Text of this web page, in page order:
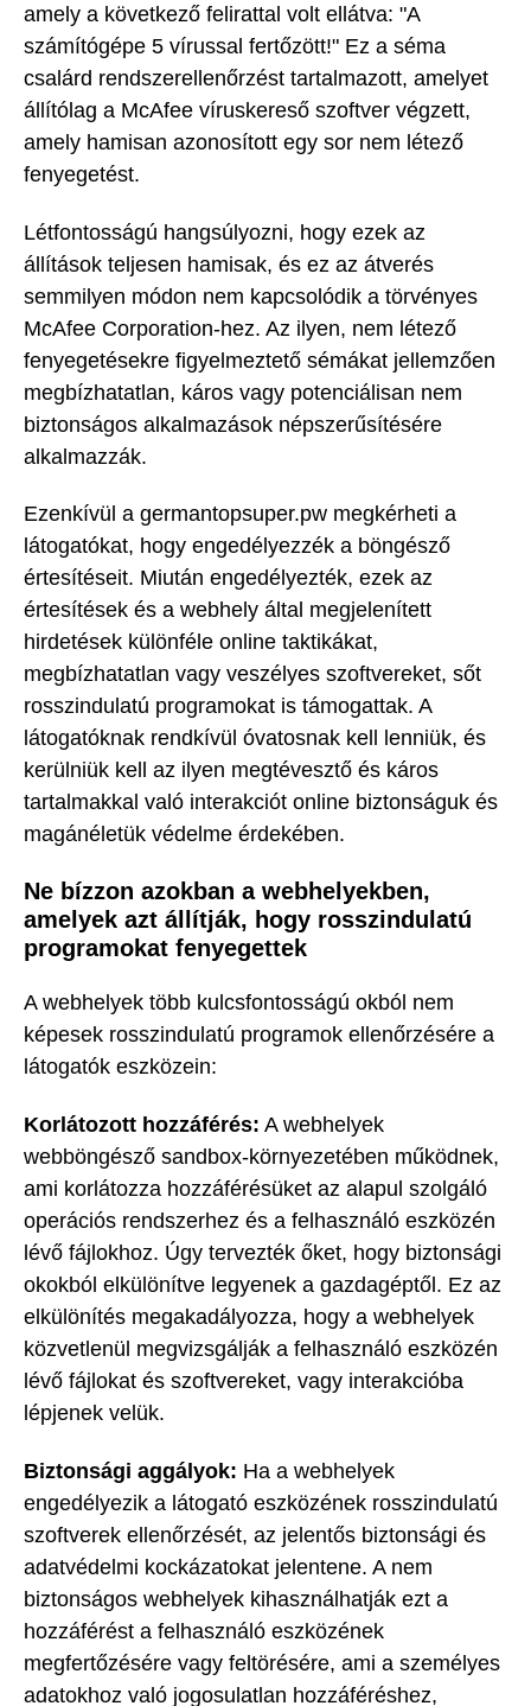
amely a következő felirattal volt ellátva: "A
számítógépe 5 vírussal fertőzött!" Ez a séma
csalárd rendszerellenőrzést tartalmazott, amelyet
állítólag a McAfee víruskereső szoftver végzett,
amely hamisan azonosított egy sor nem létező
fenyegetést.
Létfontosságú hangsúlyozni, hogy ezek az
állítások teljesen hamisak, és ez az átverés
semmilyen módon nem kapcsolódik a törvényes
McAfee Corporation-hez. Az ilyen, nem létező
fenyegetésekre figyelmeztető sémákat jellemzően
megbízhatatlan, káros vagy potenciálisan nem
biztonságos alkalmazások népszerűsítésére
alkalmazzák.
Ezenkívül a germantopsuper.pw megkérheti a
látogatókat, hogy engedélyezzék a böngésző
értesítéseit. Miután engedélyezték, ezek az
értesítések és a webhely által megjelenített
hirdetések különféle online taktikákat,
megbízhatatlan vagy veszélyes szoftvereket, sőt
rosszindulatú programokat is támogattak. A
látogatóknak rendkívül óvatosnak kell lenniük, és
kerülniük kell az ilyen megtévesztő és káros
tartalmakkal való interakciót online biztonságuk és
magánéletük védelme érdekében.
Ne bízzon azokban a webhelyekben,
amelyek azt állítják, hogy rosszindulatú
programokat fenyegettek
A webhelyek több kulcsfontosságú okból nem
képesek rosszindulatú programok ellenőrzésére a
látogatók eszközein:
Korlátozott hozzáférés: A webhelyek
webböngésző sandbox-környezetében működnek,
ami korlátozza hozzáférésüket az alapul szolgáló
operációs rendszerhez és a felhasználó eszközén
lévő fájlokhoz. Úgy tervezték őket, hogy biztonsági
okokból elkülönítve legyenek a gazdagéptől. Ez az
elkülönítés megakadályozza, hogy a webhelyek
közvetlenül megvizsgálják a felhasználó eszközén
lévő fájlokat és szoftvereket, vagy interakcióba
lépjenek velük.
Biztonsági aggályok: Ha a webhelyek
engedélyezik a látogató eszközének rosszindulatú
szoftverek ellenőrzését, az jelentős biztonsági és
adatvédelmi kockázatokat jelentene. A nem
biztonságos webhelyek kihasználhatják ezt a
hozzáférést a felhasználó eszközének
megfertőzésére vagy feltörésére, ami a személyes
adatokhoz való jogosulatlan hozzáféréshez,